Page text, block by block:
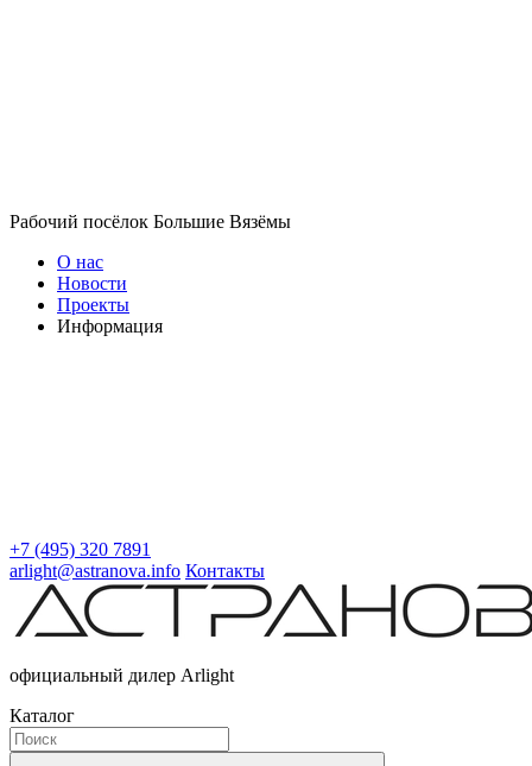
Рабочий посёлок Большие Вязёмы
О нас
Новости
Проекты
Информация
+7 (495) 320 7891
arlight@astranova.info Контакты
официальный дилер Arlight
Каталог